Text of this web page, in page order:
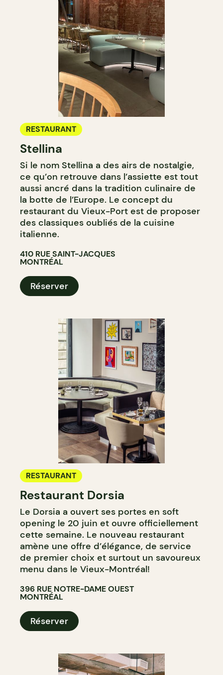
RESTAURANT
Stellina
Si le nom Stellina a des airs de nostalgie,
ce qu’on retrouve dans l’assiette est tout
aussi ancré dans la tradition culinaire de
la botte de l’Europe. Le concept du
restaurant du Vieux-Port est de proposer
des classiques oubliés de la cuisine
italienne.
410 RUE SAINT-JACQUES
MONTRÉAL
Réserver
RESTAURANT
Restaurant Dorsia
Le Dorsia a ouvert ses portes en soft
opening le 20 juin et ouvre officiellement
cette semaine. Le nouveau restaurant
amène une offre d’élégance, de service
de premier choix et surtout un savoureux
menu dans le Vieux-Montréal!
396 RUE NOTRE-DAME OUEST
MONTRÉAL
Réserver